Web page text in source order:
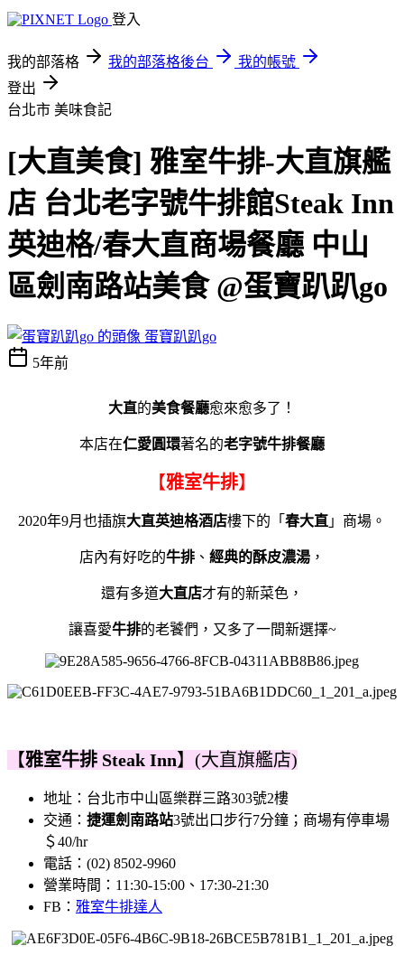
登入
我的部落格 我的部落格後台
我的帳號
登出
台北市 美味食記
[大直美食] 雅室牛排-大直旗艦
店 台北老字號牛排館Steak Inn
英迪格/春大直商場餐廳 中山
區劍南路站美食 @蛋寶趴趴go
蛋寶趴趴go
5年前
大直的美食餐廳愈來愈多了！
本店在仁愛圓環著名的老字號牛排餐廳
【雅室牛排】
2020年9月也插旗大直英迪格酒店樓下的「 春大直 」商場。
店內有好吃的牛排 、 經典的酥皮濃湯 ，
還有多道大直店才有的新菜色，
讓喜愛牛排的老饕們，又多了一間新選擇~
【雅室牛排 Steak Inn】(大直旗艦店)
地址：台北市中山區樂群三路303號2樓
交通： 捷運劍南路站3號出口步行7分鐘；商場有停車場
＄40/hr
電話：(02) 8502-9960
營業時間：11:30-15:00、17:30-21:30
FB： 雅室牛排達人